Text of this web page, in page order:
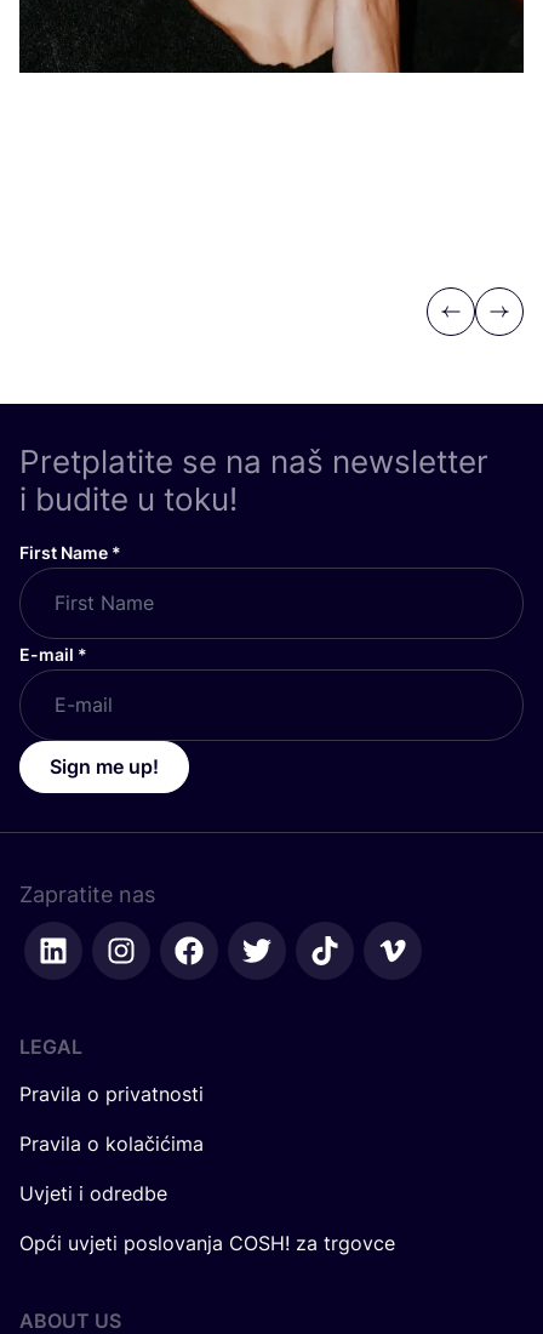
Previous
Next
Pretplatite se na naš newsletter
i budite u toku!
First Name *
E-mail *
Sign me up!
Zapratite nas
LEGAL
Pravila o privatnosti
Pravila o kolačićima
Uvjeti i odredbe
Opći uvjeti poslovanja COSH! za trgovce
ABOUT US